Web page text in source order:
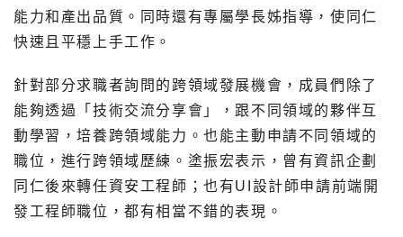
能力和產出品質。同時還有專屬學長姊指導，使同仁
快速且平穩上手工作。
針對部分求職者詢問的跨領域發展機會，成員們除了
能夠透過「技術交流分享會」，跟不同領域的夥伴互
動學習，培養跨領域能力。也能主動申請不同領域的
職位，進行跨領域歷練。塗振宏表示，曾有資訊企劃
同仁後來轉任資安工程師；也有UI設計師申請前端開
發工程師職位，都有相當不錯的表現。